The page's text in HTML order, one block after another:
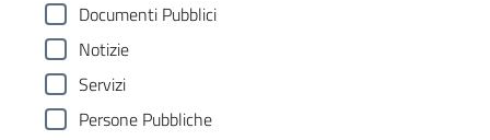
Documenti Pubblici
Notizie
Servizi
Persone Pubbliche